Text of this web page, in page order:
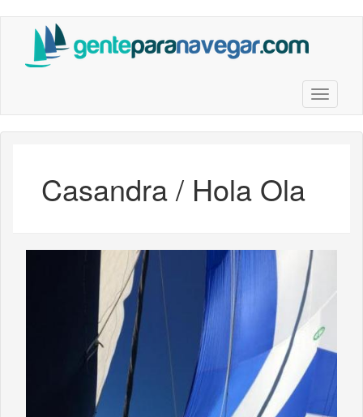
contenido
Toggle
Casandra / Hola Ola